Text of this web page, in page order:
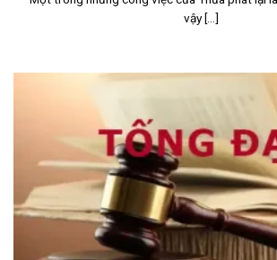
vậy [...]